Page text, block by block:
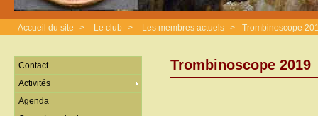
Accueil du site > Le club > Les membres actuels > Trombinoscope
Trombinoscope 2019
Contact
Activités
Agenda